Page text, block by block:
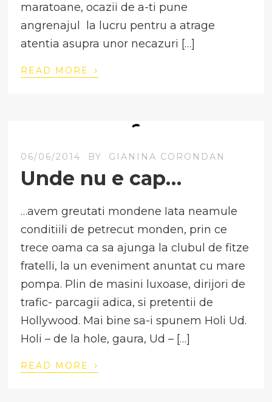
maratoane, ocazii de a-ti pune
angrenajul la lucru pentru a atrage
atentia asupra unor necazuri […]
READ MORE ›
06/06/2014 BY GIANINA CORONDAN
Unde nu e cap…
…avem greutati mondene Iata neamule
conditiili de petrecut monden, prin ce
trece oama ca sa ajunga la clubul de fitze
fratelli, la un eveniment anuntat cu mare
pompa. Plin de masini luxoase, dirijori de
trafic- parcagii adica, si pretentii de
Hollywood. Mai bine sa-i spunem Holi Ud.
Holi – de la hole, gaura, Ud – […]
READ MORE ›